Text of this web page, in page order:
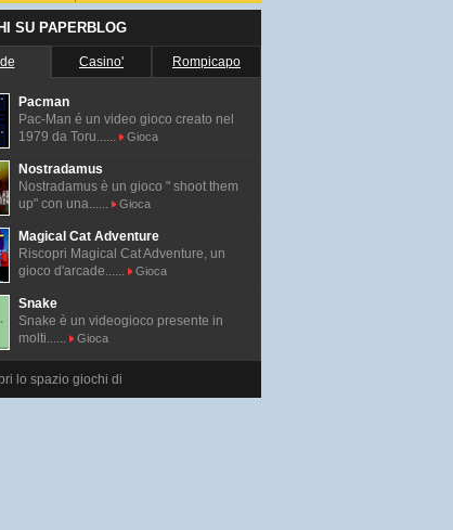
SU PAPERBLOG
Casino' Rompicapo
Pacman
Pac-Man é un video gioco creato nel
1979 da Toru......
Gioca
Nostradamus
Nostradamus è un gioco " shoot them
up" con una......
Gioca
Magical Cat Adventure
Riscopri Magical Cat Adventure, un
gioco d'arcade......
Gioca
Snake
Snake è un videogioco presente in
molti......
Gioca
lo spazio giochi di